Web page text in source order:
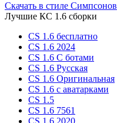
Скачать в стиле Cимпсонов
Лучшие КС 1.6 сборки
CS 1.6 бесплатно
CS 1.6 2024
CS 1.6 С ботами
CS 1.6 Русская
CS 1.6 Оригинальная
CS 1.6 c аватарками
CS 1.5
CS 1.6 7561
CS 1.6 2020